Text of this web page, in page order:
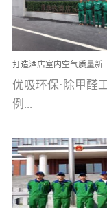
内空气治理项目深
乐寓 深圳市安
为深圳安居集团
打造酒店室内空气质量新
标杆——优吸环保·标杆之
作：东莞美豪雅致酒店室
内空气治理工程纪实
优吸环保·除甲醛
例...
【东莞美豪雅致
内空气治理项目
雅致酒店 东莞